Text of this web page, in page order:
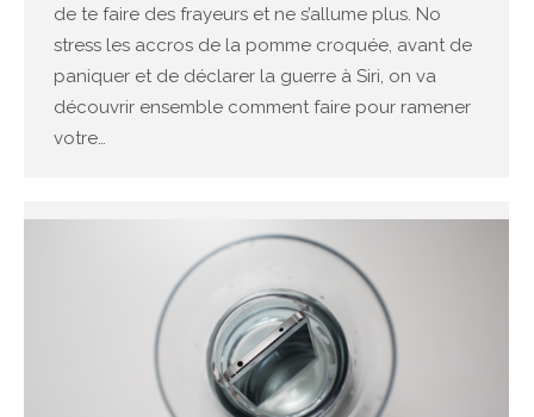
de te faire des frayeurs et ne s’allume plus. No
stress les accros de la pomme croquée, avant de
paniquer et de déclarer la guerre à Siri, on va
découvrir ensemble comment faire pour ramener
votre…